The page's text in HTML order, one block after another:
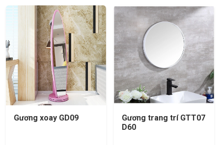
Gương xoay GD09
Gương trang trí GTT07
D60